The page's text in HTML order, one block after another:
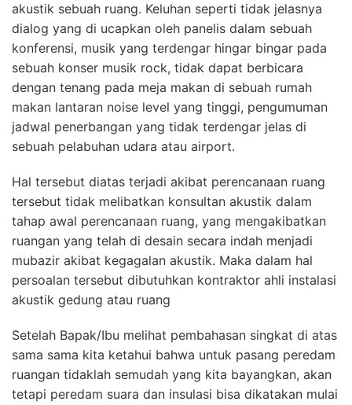
akustik sebuah ruang. Keluhan seperti tidak jelasnya
dialog yang di ucapkan oleh panelis dalam sebuah
konferensi, musik yang terdengar hingar bingar pada
sebuah konser musik rock, tidak dapat berbicara
dengan tenang pada meja makan di sebuah rumah
makan lantaran noise level yang tinggi, pengumuman
jadwal penerbangan yang tidak terdengar jelas di
sebuah pelabuhan udara atau airport.
Hal tersebut diatas terjadi akibat perencanaan ruang
tersebut tidak melibatkan konsultan akustik dalam
tahap awal perencanaan ruang, yang mengakibatkan
ruangan yang telah di desain secara indah menjadi
mubazir akibat kegagalan akustik. Maka dalam hal
persoalan tersebut dibutuhkan kontraktor ahli instalasi
akustik gedung atau ruang
Setelah Bapak/Ibu melihat pembahasan singkat di atas
sama sama kita ketahui bahwa untuk pasang peredam
ruangan tidaklah semudah yang kita bayangkan, akan
tetapi peredam suara dan insulasi bisa dikatakan mulai